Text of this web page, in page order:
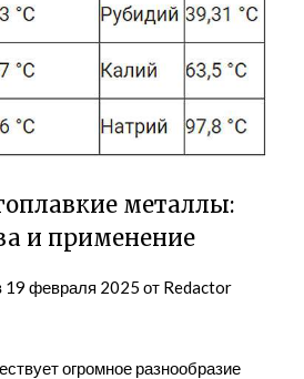
металлы:
и применение
19 февраля 2025 от Redactor
огромное разнообразие